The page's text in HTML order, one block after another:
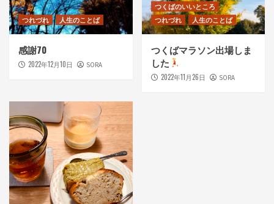
つれづれ 人生のことば
感謝70
2022年12月10日 SORA
つくばのいいところ
つれづれ
人生のことば
つくばマラソン出場しま
した
2022年11月26日 SORA